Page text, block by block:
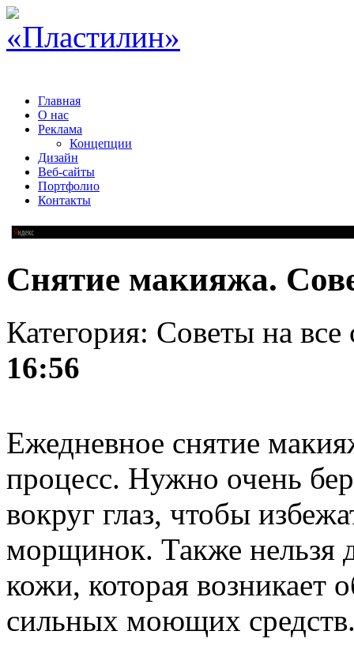
Главная
О нас
Реклама
Концепции
Дизайн
Веб-сайты
Портфолио
Контакты
Снятие макияжа.
Категория: Советы на
16:56
Ежедневное снятие
процесс. Нужно очень
вокруг глаз, чтобы
морщинок. Также нельзя
кожи, которая возникает
сильных моющих